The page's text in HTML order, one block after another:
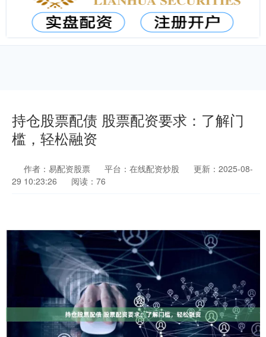
持仓股票配债 股票配资要求：了解门
槛，轻松融资
作者：易配资股票 平台：在线配资炒股
更新：2025-08-
29 10:23:26
阅读：76